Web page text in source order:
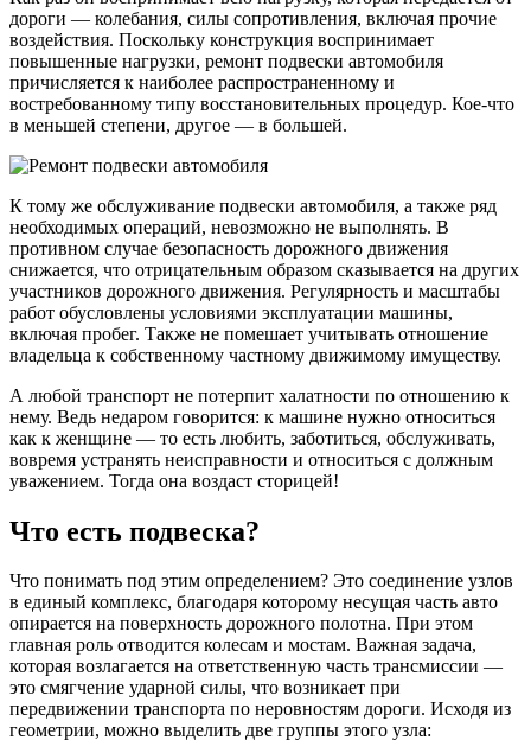
дороги — колебания, силы сопротивления, включая прочие
воздействия. Поскольку конструкция воспринимает
повышенные нагрузки, ремонт подвески автомобиля
причисляется к наиболее распространенному и
востребованному типу восстановительных процедур. Кое-что
в меньшей степени, другое — в большей.
К тому же обслуживание подвески автомобиля, а также ряд
необходимых операций, невозможно не выполнять. В
противном случае безопасность дорожного движения
снижается, что отрицательным образом сказывается на других
участников дорожного движения. Регулярность и масштабы
работ обусловлены условиями эксплуатации машины,
включая пробег. Также не помешает учитывать отношение
владельца к собственному частному движимому имуществу.
А любой транспорт не потерпит халатности по отношению к
нему. Ведь недаром говорится: к машине нужно относиться
как к женщине — то есть любить, заботиться, обслуживать,
вовремя устранять неисправности и относиться с должным
уважением. Тогда она воздаст сторицей!
Что есть подвеска?
Что понимать под этим определением? Это соединение узлов
в единый комплекс, благодаря которому несущая часть авто
опирается на поверхность дорожного полотна. При этом
главная роль отводится колесам и мостам. Важная задача,
которая возлагается на ответственную часть трансмиссии —
это смягчение ударной силы, что возникает при
передвижении транспорта по неровностям дороги. Исходя из
геометрии, можно выделить две группы этого узла: